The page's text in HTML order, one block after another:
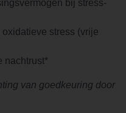
bij stress-
stress (vrije
nachtrust*
van goedkeuring door